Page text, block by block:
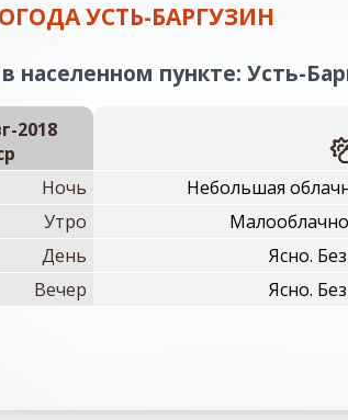
УСТЬ-БАРГУЗИН
населенном пункте: Усть-
2018
Ночь
Небольшая
Утро
День
Ясно.
Вечер
Ясно.